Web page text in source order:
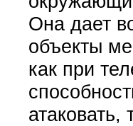
Она дает
объекты
как при
атаковать,